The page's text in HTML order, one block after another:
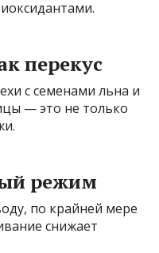
перекус
с семенами льна и
— это не только
режим
по крайней мере
снижает